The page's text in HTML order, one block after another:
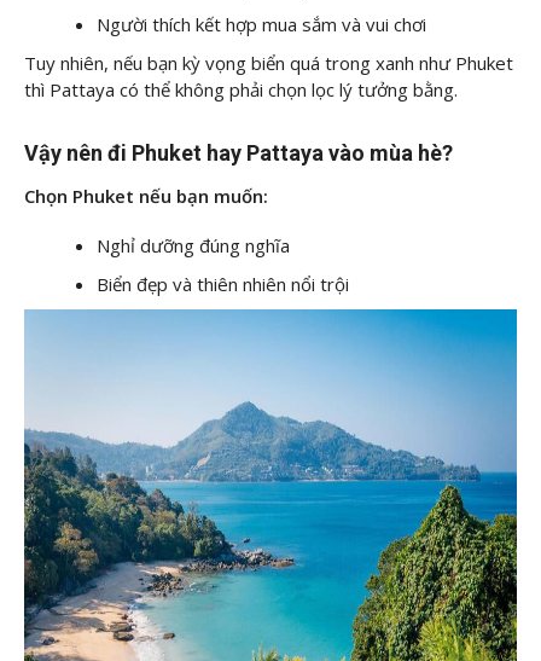
Người thích kết hợp mua sắm và vui chơi
Tuy nhiên, nếu bạn kỳ vọng biển quá trong xanh như Phuket
thì Pattaya có thể không phải chọn lọc lý tưởng bằng.
Vậy nên đi Phuket hay Pattaya vào mùa hè?
Chọn Phuket nếu bạn muốn:
Nghỉ dưỡng đúng nghĩa
Biển đẹp và thiên nhiên nổi trội